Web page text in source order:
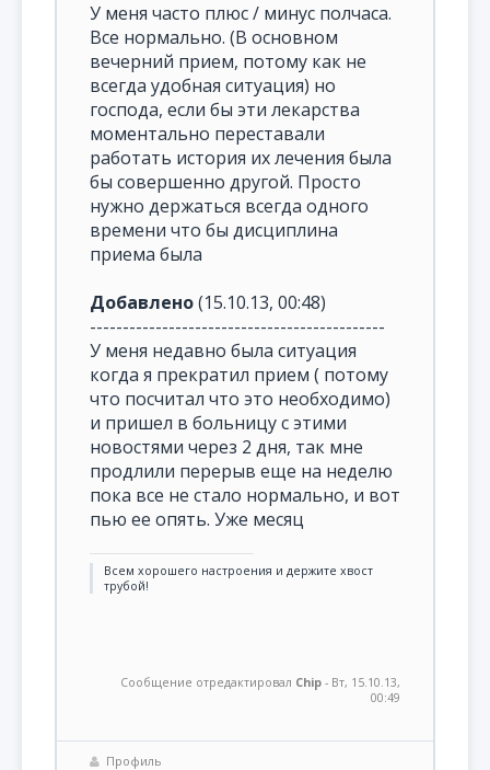
У меня часто плюс / минус полчаса.
Все нормально. (В основном
вечерний прием, потому как не
всегда удобная ситуация) но
господа, если бы эти лекарства
моментально переставали
работать история их лечения была
бы совершенно другой. Просто
нужно держаться всегда одного
времени что бы дисциплина
приема была
Добавлено(15.10.13, 00:48)
---------------------------------------------
У меня недавно была ситуация
когда я прекратил прием ( потому
что посчитал что это необходимо)
и пришел в больницу с этими
новостями через 2 дня, так мне
продлили перерыв еще на неделю
пока все не стало нормально, и вот
пью ее опять. Уже месяц
Всем хорошего настроения и держите хвост
трубой!
Сообщение отредактировал Chip - Вт, 15.10.13,
00:49
Профиль